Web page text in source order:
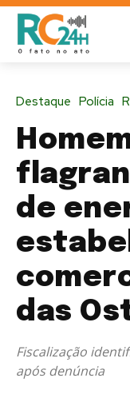
Destaque Polícia
de
das
Fiscalização
após denúncia